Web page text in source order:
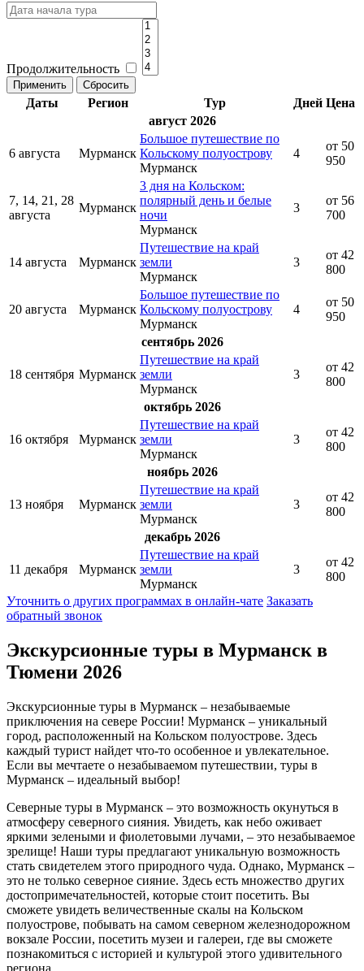
Продолжительность
Даты Регион Тур Дней Цена
август 2026
6 августа Мурманск
Большое путешествие по
Кольскому полуострову
Мурманск
4
от 50
950
7, 14, 21, 28
августа
Мурманск
3 дня на Кольском:
полярный день и белые
ночи
Мурманск
3
от 56
700
14 августа Мурманск
Путешествие на край
земли
Мурманск
3
от 42
800
20 августа Мурманск
Большое путешествие по
Кольскому полуострову
Мурманск
4
от 50
950
сентябрь 2026
18 сентября Мурманск
Путешествие на край
земли
Мурманск
3
от 42
800
октябрь 2026
16 октября Мурманск
Путешествие на край
земли
Мурманск
3
от 42
800
ноябрь 2026
13 ноября Мурманск
Путешествие на край
земли
Мурманск
3
от 42
800
декабрь 2026
11 декабря Мурманск
Путешествие на край
земли
Мурманск
3
от 42
800
Уточнить о других программах в онлайн-чате Заказать
обратный звонок
Экскурсионные туры в Мурманск в
Тюмени 2026
Экскурсионные туры в Мурманск – незабываемые
приключения на севере России! Мурманск – уникальный
город, расположенный на Кольском полуострове. Здесь
каждый турист найдет что-то особенное и увлекательное.
Если вы мечтаете о незабываемом путешествии, туры в
Мурманск – идеальный выбор!
Северные туры в Мурманск – это возможность окунуться в
атмосферу северного сияния. Увидеть, как небо оживает
яркими зелеными и фиолетовыми лучами, – это незабываемое
зрелище! Наши туры предлагают уникальную возможность
стать свидетелем этого природного чуда. Однако, Мурманск –
это не только северное сияние. Здесь есть множество других
достопримечательностей, которые стоит посетить. Вы
сможете увидеть величественные скалы на Кольском
полуострове, побывать на самом северном железнодорожном
вокзале России, посетить музеи и галереи, где вы сможете
познакомиться с историей и культурой этого удивительного
региона.